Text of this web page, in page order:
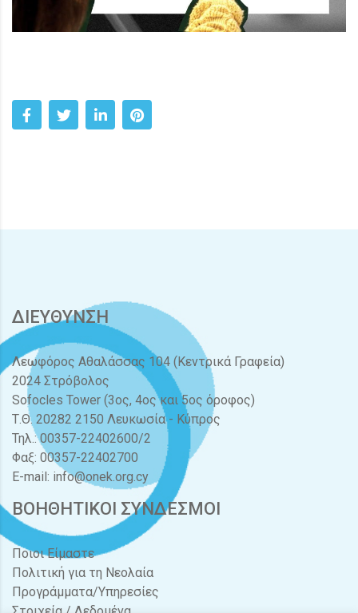
ΔΙΕΥΘΥΝΣΗ
Λεωφόρος Αθαλάσσας 104 (Κεντρικά Γραφεία)
2024 Στρόβολος
Sofocles Tower (3ος, 4ος και 5ος όροφος)
Τ.Θ. 20282 2150 Λευκωσία - Κύπρος
Τηλ.: 00357-22402600/2
Φαξ: 00357-22402700
E-mail: info@onek.org.cy
ΒΟΗΘΗΤΙΚΟΙ ΣΥΝΔΕΣΜΟΙ
Ποιοι Είμαστε
Πολιτική για τη Νεολαία
Προγράμματα/Υπηρεσίες